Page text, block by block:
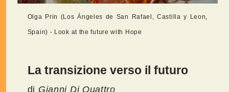
Olga Prin (Los Ángeles de San Rafael, Castilla y Leon,
Spain) - Look at the future with Hope
La transizione verso il futuro
di Gianni Di Quattro